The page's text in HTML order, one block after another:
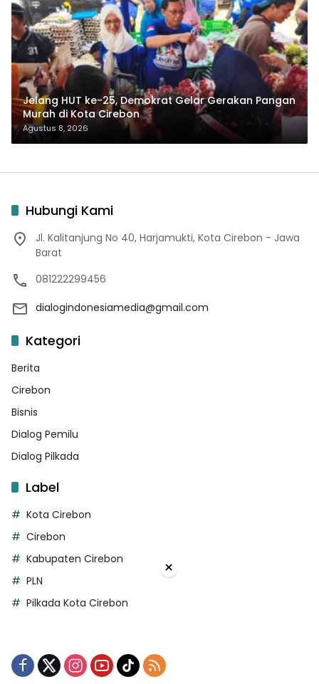
Jelang HUT ke-25, Demokrat Gelar Gerakan Pangan
Murah di Kota Cirebon
Agustus 8, 2026
Hubungi Kami
Jl. Kalitanjung No 40, Harjamukti, Kota Cirebon - Jawa
Barat
081222299456
dialogindonesiamedia@gmail.com
Kategori
Berita
Cirebon
Bisnis
Dialog Pemilu
Dialog Pilkada
Label
Kota Cirebon
Cirebon
Kabupaten Cirebon
PLN
Pilkada Kota Cirebon
×